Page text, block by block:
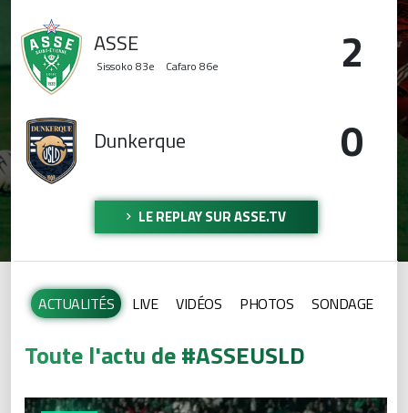
ASSE
Sissoko 83e Cafaro 86e 2
Dunkerque 0
LE REPLAY SUR ASSE.TV
ACTUALITÉS LIVE VIDÉOS PHOTOS SONDAGE
Toute l'actu de #ASSEUSLD